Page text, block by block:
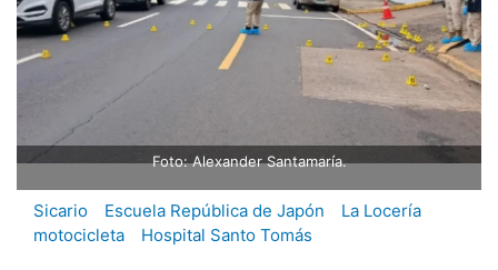
Foto: Alexander Santamaría.
Sicario Escuela República de Japón
La Locería
motocicleta
Hospital Santo Tomás